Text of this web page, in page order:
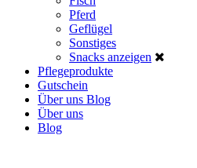
Pferd
Geflügel
Sonstiges
Snacks anzeigen
Pflegeprodukte
Gutschein
Über uns Blog
Über uns
Blog